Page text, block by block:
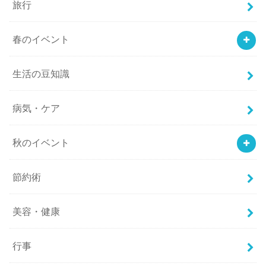
旅行
春のイベント
生活の豆知識
病気・ケア
秋のイベント
節約術
美容・健康
行事